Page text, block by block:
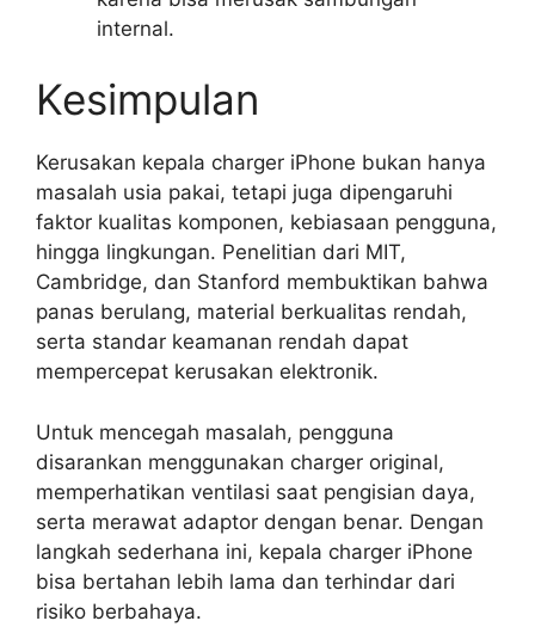
internal.
Kesimpulan
Kerusakan kepala charger iPhone bukan hanya
masalah usia pakai, tetapi juga dipengaruhi
faktor kualitas komponen, kebiasaan pengguna,
hingga lingkungan. Penelitian dari MIT,
Cambridge, dan Stanford membuktikan bahwa
panas berulang, material berkualitas rendah,
serta standar keamanan rendah dapat
mempercepat kerusakan elektronik.
Untuk mencegah masalah, pengguna
disarankan menggunakan charger original,
memperhatikan ventilasi saat pengisian daya,
serta merawat adaptor dengan benar. Dengan
langkah sederhana ini, kepala charger iPhone
bisa bertahan lebih lama dan terhindar dari
risiko berbahaya.